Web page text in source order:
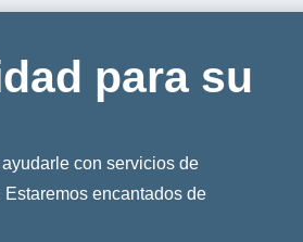
para su
con servicios de
encantados de